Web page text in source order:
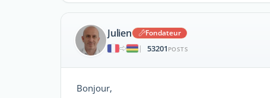
Julien
Fondateur
|
53201 POSTS
Bonjour,